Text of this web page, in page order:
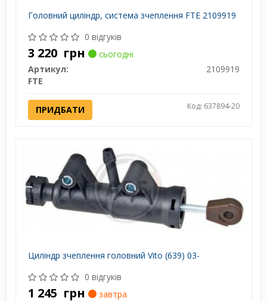
Головний циліндр, система зчеплення FTE 2109919
0 відгуків
3 220 грн
сьогодні
Артикул:
2109919
FTE
ПРИДБАТИ Код: 637894-20
Циліндр зчеплення головний Vito (639) 03-
0 відгуків
1 245 грн
завтра